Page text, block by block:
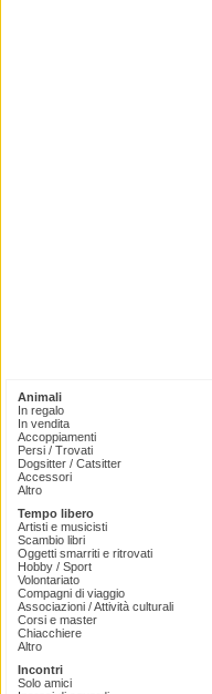
Animali
In regalo
In vendita
Accoppiamenti
Persi / Trovati
Dogsitter / Catsitter
Accessori
Altro
Tempo libero
Artisti e musicisti
Scambio libri
Oggetti smarriti e ritrovati
Hobby / Sport
Volontariato
Compagni di viaggio
Associazioni / Attività culturali
Corsi e master
Chiacchiere
Altro
Incontri
Solo amici